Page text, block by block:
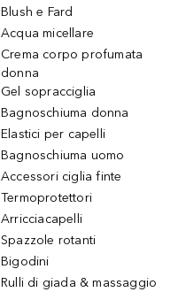
Blush e Fard
Acqua micellare
Crema corpo profumata
donna
Gel sopracciglia
Bagnoschiuma donna
Elastici per capelli
Bagnoschiuma uomo
Accessori ciglia finte
Termoprotettori
Arricciacapelli
Spazzole rotanti
Bigodini
Rulli di giada & massaggio